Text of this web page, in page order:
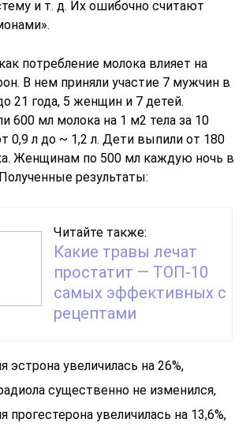
и т. д. Их ошибочно считают
потребление молока влияет на
В нем приняли участие 7 мужчин в
21 года, 5 женщин и 7 детей.
600 мл молока на 1 м2 тела за 10
0,9 л до ~ 1,2 л. Дети выпили от 180
Женщинам по 500 мл каждую ночь в
результаты:
Читайте также:
Какие травы лечат
простатит — ТОП-10
самых эффективных с
рецептами
эстрона увеличилась на 26%,
существенно не изменился,
прогестерона увеличилась на 13,6%,